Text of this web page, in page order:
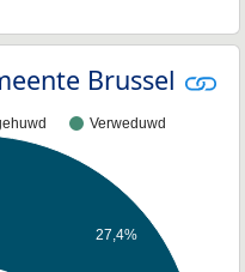
Brussel
Verweduwd
27,4%